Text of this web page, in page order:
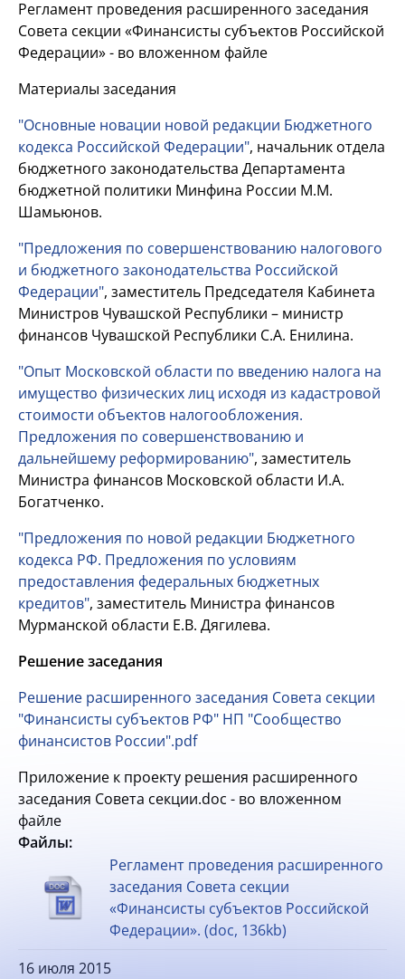
Регламент проведения расширенного заседания
Совета секции «Финансисты субъектов Российской
Федерации» - во вложенном файле
Материалы заседания
"Основные новации новой редакции Бюджетного
кодекса Российской Федерации", начальник отдела
бюджетного законодательства Департамента
бюджетной политики Минфина России М.М.
Шамьюнов.
"Предложения по совершенствованию налогового
и бюджетного законодательства Российской
Федерации", заместитель Председателя Кабинета
Министров Чувашской Республики – министр
финансов Чувашской Республики С.А. Енилина.
"Опыт Московской области по введению налога на
имущество физических лиц исходя из кадастровой
стоимости объектов налогообложения.
Предложения по совершенствованию и
дальнейшему реформированию", заместитель
Министра финансов Московской области И.А.
Богатченко.
"Предложения по новой редакции Бюджетного
кодекса РФ. Предложения по условиям
предоставления федеральных бюджетных
кредитов", заместитель Министра финансов
Мурманской области Е.В. Дягилева.
Решение заседания
Решение расширенного заседания Совета секции
"Финансисты субъектов РФ" НП "Сообщество
финансистов России".pdf
Приложение к проекту решения расширенного
заседания Совета секции.doc - во вложенном
файле
Файлы:
Регламент проведения расширенного
заседания Совета секции
«Финансисты субъектов Российской
Федерации». (doc, 136kb)
16 июля 2015